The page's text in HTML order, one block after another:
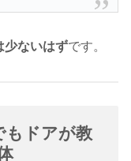
少ないはずです。
もドアが教